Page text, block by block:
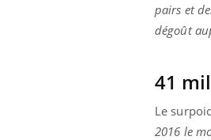
pairs et
dégoût
41
Le
2016 le
Carence en fer :
Youtube